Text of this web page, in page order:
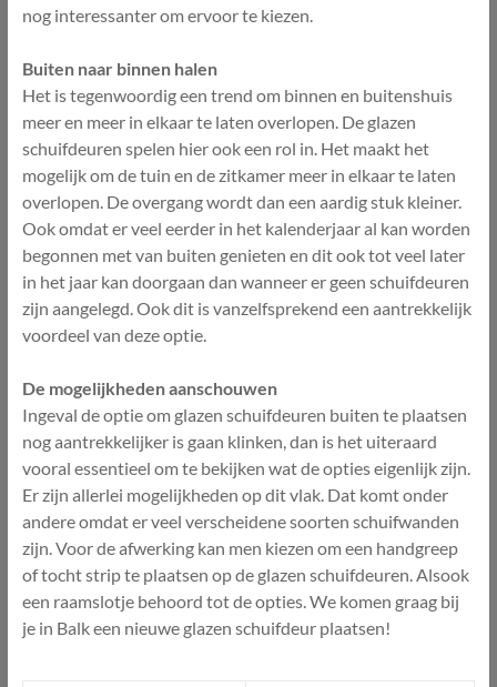
nog interessanter om ervoor te kiezen.
Buiten naar binnen halen
Het is tegenwoordig een trend om binnen en buitenshuis
meer en meer in elkaar te laten overlopen. De glazen
schuifdeuren spelen hier ook een rol in. Het maakt het
mogelijk om de tuin en de zitkamer meer in elkaar te laten
overlopen. De overgang wordt dan een aardig stuk kleiner.
Ook omdat er veel eerder in het kalenderjaar al kan worden
begonnen met van buiten genieten en dit ook tot veel later
in het jaar kan doorgaan dan wanneer er geen schuifdeuren
zijn aangelegd. Ook dit is vanzelfsprekend een aantrekkelijk
voordeel van deze optie.
De mogelijkheden aanschouwen
Ingeval de optie om glazen schuifdeuren buiten te plaatsen
nog aantrekkelijker is gaan klinken, dan is het uiteraard
vooral essentieel om te bekijken wat de opties eigenlijk zijn.
Er zijn allerlei mogelijkheden op dit vlak. Dat komt onder
andere omdat er veel verscheidene soorten schuifwanden
zijn. Voor de afwerking kan men kiezen om een handgreep
of tocht strip te plaatsen op de glazen schuifdeuren. Alsook
een raamslotje behoord tot de opties. We komen graag bij
je in Balk een nieuwe glazen schuifdeur plaatsen!